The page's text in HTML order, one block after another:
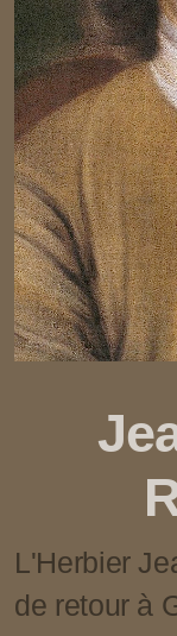
L'Herbier
de retour à